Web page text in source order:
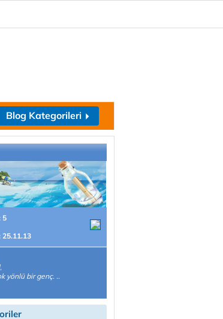
Blog Kategorileri
5
25.11.13
yönlü bir genç. ..